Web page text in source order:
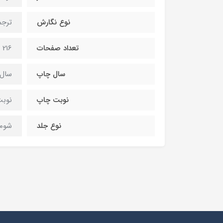
نوع نگارش
تعداد صفحات 216 صفحه
سال چاپ سال
نوبت چاپ
نوع جلد